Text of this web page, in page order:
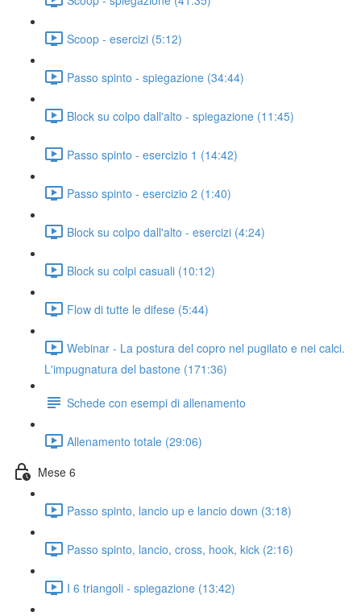
Scoop - esercizi (5:12)
Passo spinto - spiegazione (34:44)
Block su colpo dall'alto - spiegazione (11:45)
Passo spinto - esercizio 1 (14:42)
Passo spinto - esercizio 2 (1:40)
Block su colpo dall'alto - esercizi (4:24)
Block su colpi casuali (10:12)
Flow di tutte le difese (5:44)
Webinar - La postura del copro nel pugilato e nei calci.
L'impugnatura del bastone (171:36)
Schede con esempi di allenamento
Allenamento totale (29:06)
Mese 6
Passo spinto, lancio up e lancio down (3:18)
Passo spinto, lancio, cross, hook, kick (2:16)
I 6 triangoli - spiegazione (13:42)